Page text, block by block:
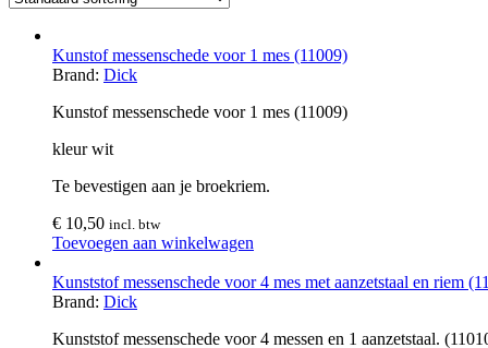
Kunstof messenschede voor 1 mes (11009)
Brand: Dick
Kunstof messenschede voor 1 mes (11009)
kleur wit
Te bevestigen aan je broekriem.
€ 10,50 incl. btw
Toevoegen aan winkelwagen
Kunststof messenschede voor 4 mes met aanzetstaal en riem
Brand: Dick
Kunststof messenschede voor 4 messen en 1 aanzetstaal.